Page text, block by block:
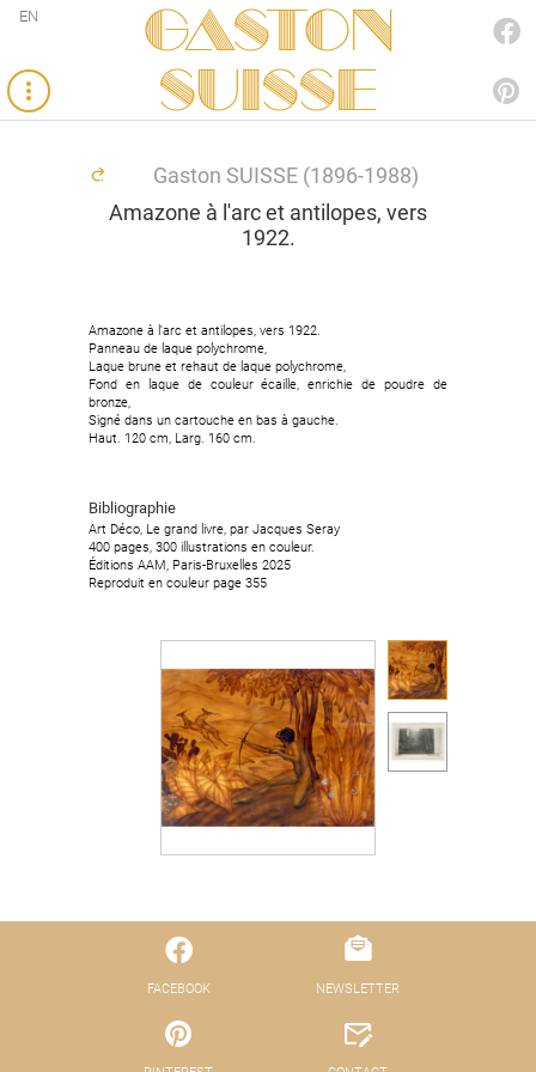
Gaston
SUISSE
EN
Gaston SUISSE (1896-1988)
Amazone à l'arc et antilopes, vers
1922.
Amazone à l'arc et antilopes, vers 1922.
Panneau de laque polychrome,
Laque brune et rehaut de laque polychrome,
Fond en laque de couleur écaille, enrichie de poudre de
bronze,
Signé dans un cartouche en bas à gauche.
Haut. 120 cm, Larg. 160 cm.
Bibliographie
Art Déco, Le grand livre, par Jacques Seray
400 pages, 300 illustrations en couleur.
Éditions AAM, Paris-Bruxelles 2025
Reproduit en couleur page 355
Amazone à l'arc et antilopes, vers 1922.
Panneau de laque polychrome,
Laque brune et rehaut de laque polychrome,
Fond en laque de couleur écaille, enrichie de poudre de
bronze,
Signé dans un cartouche en bas à gauche.
Haut. 120 cm, Larg. 160 cm.
Bibliographie
Art Déco, Le grand livre, par Jacques Seray
400 pages, 300 illustrations en couleur.
Éditions AAM, Paris-Bruxelles 2025
Reproduit en couleur page 355
FACEBOOK NEWSLETTER